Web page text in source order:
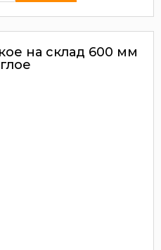
на склад 600 мм